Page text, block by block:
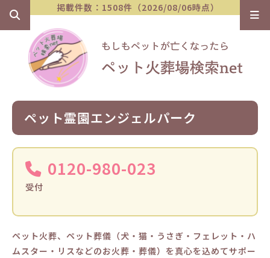
掲載件数：1508件（2026/08/06時点）
ペット霊園エンジェルパーク
0120-980-023
受付
ペット火葬、ペット葬儀（犬・猫・うさぎ・フェレット・ハ
ムスター・リスなどのお火葬・葬儀）を真心を込めてサポー